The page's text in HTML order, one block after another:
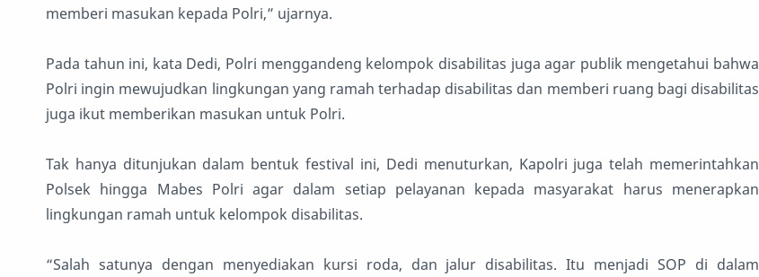
memberi masukan kepada Polri,” ujarnya.
Pada tahun ini, kata Dedi, Polri menggandeng kelompok disabilitas juga agar publik mengetahui bahwa
Polri ingin mewujudkan lingkungan yang ramah terhadap disabilitas dan memberi ruang bagi disabilitas
juga ikut memberikan masukan untuk Polri.
Tak hanya ditunjukan dalam bentuk festival ini, Dedi menuturkan, Kapolri juga telah memerintahkan
Polsek hingga Mabes Polri agar dalam setiap pelayanan kepada masyarakat harus menerapkan
lingkungan ramah untuk kelompok disabilitas.
“Salah satunya dengan menyediakan kursi roda, dan jalur disabilitas. Itu menjadi SOP di dalam